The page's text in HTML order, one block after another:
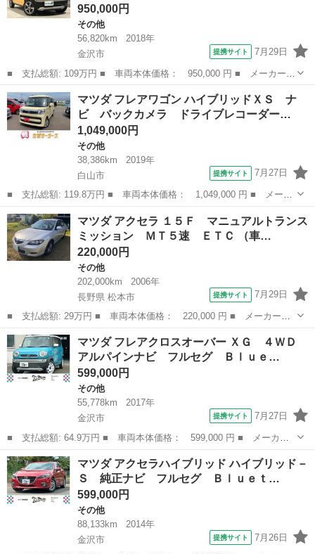
950,000円
その他
56,820km
2018年
金沢市
提携サイト 7月29日
■ 支払総額: 109万円 ■ 車両本体価格： 950,000 円 ■ メーカー
名： マツダ ■ 車種名： フレアクロスオーバー ■ グレード
名： ＸＴ ４ＷＤ ターボ 純正地デジＳＤナビ バックカメラ
レーダーブレーキ ...
石川 金沢市 その他
マツダ フレアワゴン ハイブリッドＸＳ ナ
ビ バックカメラ ドライブレコーダー…
1,049,000円
その他
38,386km
2019年
白山市
提携サイト 7月27日
■ 支払総額: 119.8万円 ■ 車両本体価格： 1,049,000 円 ■ メーカ
ー名： マツダ ■ 車種名： フレアワゴン ■ グレード名： ハイ
ブリッドＸＳ ナビ バックカメラ ドライブレコーダー 両側電動
スライド...
石川 白山市 その他
マツダ アクセラ １５Ｆ マニュアルトランス
ミッション ＭＴ５速 ＥＴＣ （車…
220,000円
その他
202,000km
2006年
長野県 松本市
提携サイト 7月29日
■ 支払総額: 29万円 ■ 車両本体価格： 220,000 円 ■ メーカー
名： マツダ ■ 車種名： アクセラ ■ グレード名： １５Ｆ マ
ニュアルトランスミッション ＭＴ５速 ＥＴＣ ■ 排気量：
1500cc ■ ...
長野 松本市 その他
マツダ フレアクロスオーバー ＸＧ ４ＷＤ
アルパインナビ フルセグ Ｂｌｕｅ…
599,000円
その他
55,778km
2017年
金沢市
提携サイト 7月27日
■ 支払総額: 64.9万円 ■ 車両本体価格： 599,000 円 ■ メーカー
名： マツダ ■ 車種名： フレアクロスオーバー ■ グレード
名： ＸＧ ４ＷＤ アルパインナビ フルセグ Ｂｌｕｅｔｏｏｔ
ｈ バックカメラ...
石川 金沢市 その他
マツダ アクセラハイブリッド ハイブリッド－
Ｓ 純正ナビ フルセグ Ｂｌｕｅｔ…
599,000円
その他
88,133km
2014年
金沢市
提携サイト 7月26日